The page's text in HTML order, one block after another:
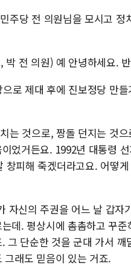
주당 전 의원님을 모시고
전 의원) 예 안녕하세요.
로 제대 후에 진보정당 만
것으로, 짱돌 던지는 것
었거든요. 1992년 대통령
피해 죽겠더라고요. 어떻
자신의 주권을 어느 날 갑
데. 평상시에 촘촘하고 꾸
그 단순한 것을 군대 가서
래도 믿음이 있는 거죠.